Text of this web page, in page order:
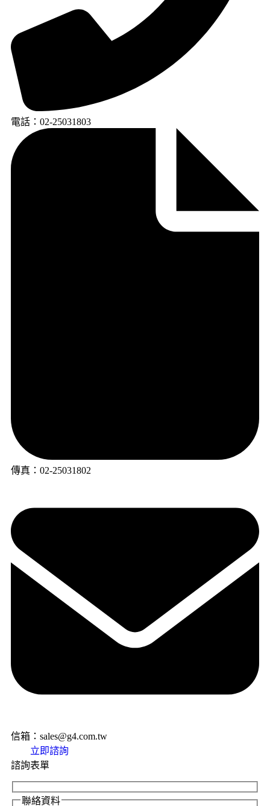
電話：02-25031803
傳真：02-25031802
信箱：sales@g4.com.tw
立即諮詢
諮詢表單
聯絡資料